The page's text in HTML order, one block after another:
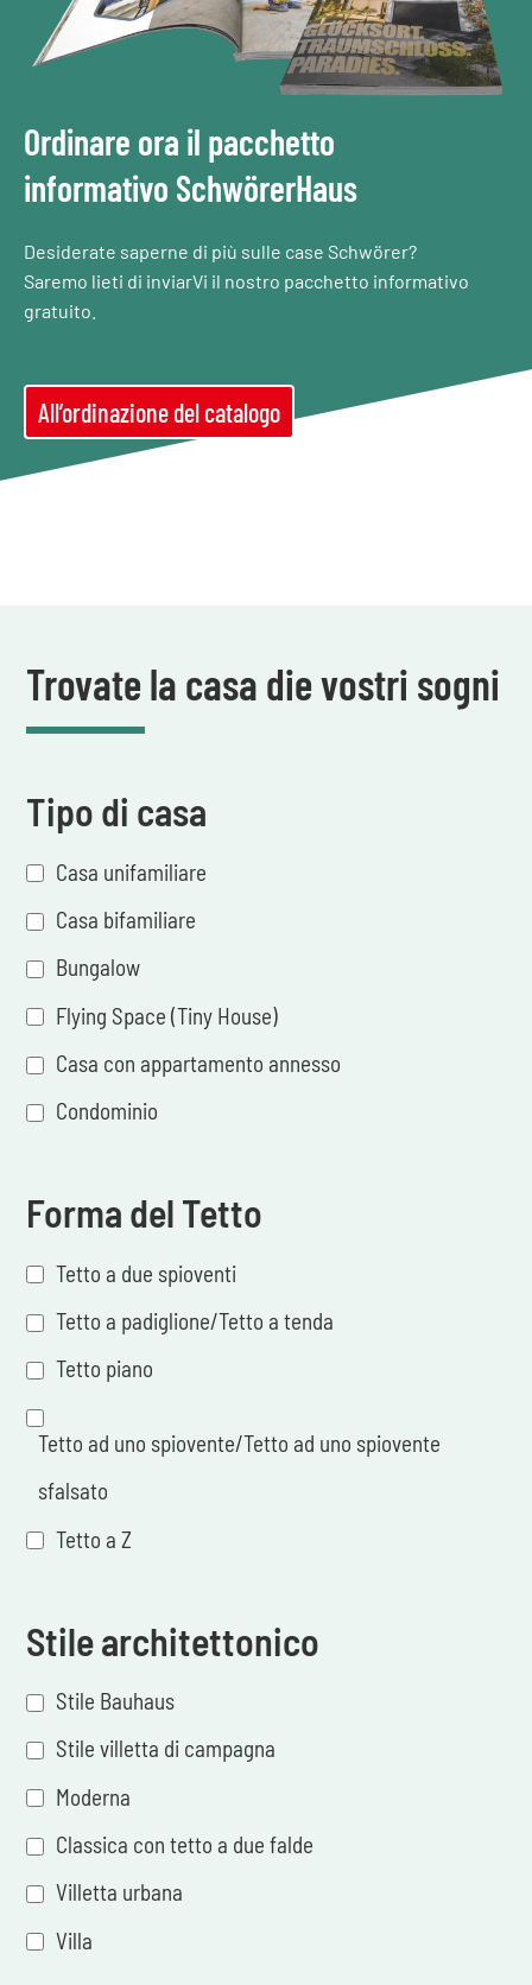
Ordinare ora il pacchetto
informativo SchwörerHaus
Desiderate saperne di più sulle case Schwörer?
Saremo lieti di inviarVi il nostro pacchetto informativo
gratuito.
All’ordinazione del catalogo
Trovate la casa die vostri sogni
Tipo di casa
Casa unifamiliare
Casa bifamiliare
Bungalow
Flying Space (Tiny House)
Casa con appartamento annesso
Condominio
Forma del Tetto
Tetto a due spioventi
Tetto a padiglione/Tetto a tenda
Tetto piano
Tetto ad uno spiovente/Tetto ad uno spiovente
sfalsato
Tetto a Z
Stile architettonico
Stile Bauhaus
Stile villetta di campagna
Moderna
Classica con tetto a due falde
Villetta urbana
Villa